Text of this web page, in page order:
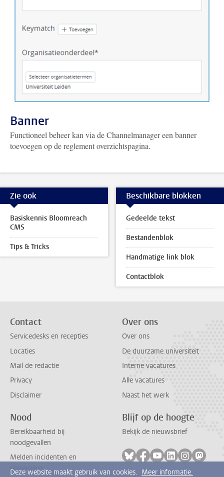
Banner
Functioneel beheer kan via de Channelmanager een banner
toevoegen op de reglement overzichtspagina.
Zie ook
Basiskennis Bloomreach
CMS
Tips & Tricks
Beschikbare blokken
Gedeelde tekst
Bestandenblok
Handmatige link blok
Contactblok
Contact
Servicedesks en recepties
Locaties
Mail de redactie
Privacy
Disclaimer
Over ons
Over ons
De duurzame universiteit
Interne vacatures
Alle vacatures
Naast het werk
Nood
Bereikbaarheid bij
noodgevallen
Melden incidenten en
ongevallen
Blijf op de hoogte
Bekijk de nieuwsbrief
Volg ons op bluesky
Volg ons op facebook
Volg ons op
Volg ons op
Volg ons
Volg
Deze website maakt gebruik van cookies. Meer informatie.